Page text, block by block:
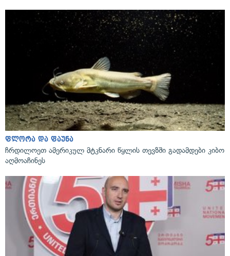
ფლორა და ფაუნა
ჩრდილოეთ ამერიკულ მტკნარი წყლის თევზში გადამდები კიბო
აღმოაჩინეს